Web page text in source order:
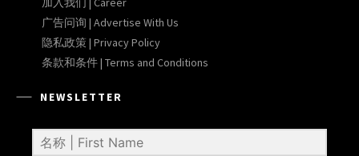
广告问询 | Advertise With Us
隐私政策 | Privacy Policy
条款和条件 | Terms and Conditions
NEWSLETTER